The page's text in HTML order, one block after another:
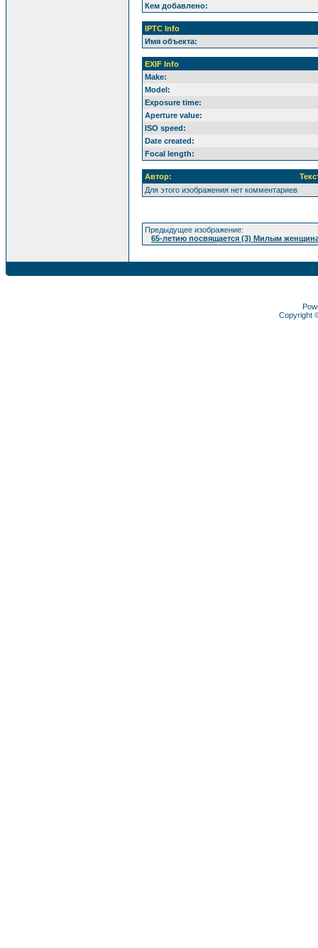
Кем добавлено:
IPTC Info
Имя объекта:
EXIF Info
Make:
Model:
Exposure time:
Aperture value:
ISO speed:
Date created:
Focal length:
Автор:
Для этого изображения нет комментариев
Предыдущее изображение:
65-летию посвящается (3) Милым
Copyright